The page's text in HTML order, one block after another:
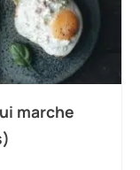
marche